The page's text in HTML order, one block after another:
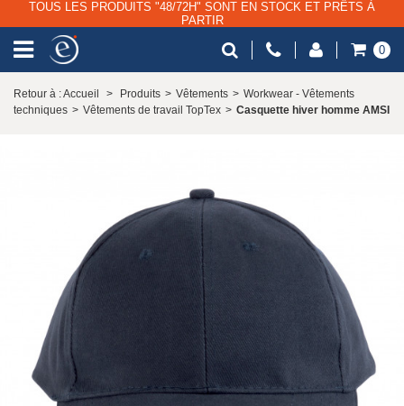
TOUS LES PRODUITS "48/72H" SONT EN STOCK ET PRÊTS À
PARTIR
0
Retour à : Accueil > Produits > Vêtements > Workwear - Vêtements
techniques > Vêtements de travail TopTex > Casquette hiver homme AMSI